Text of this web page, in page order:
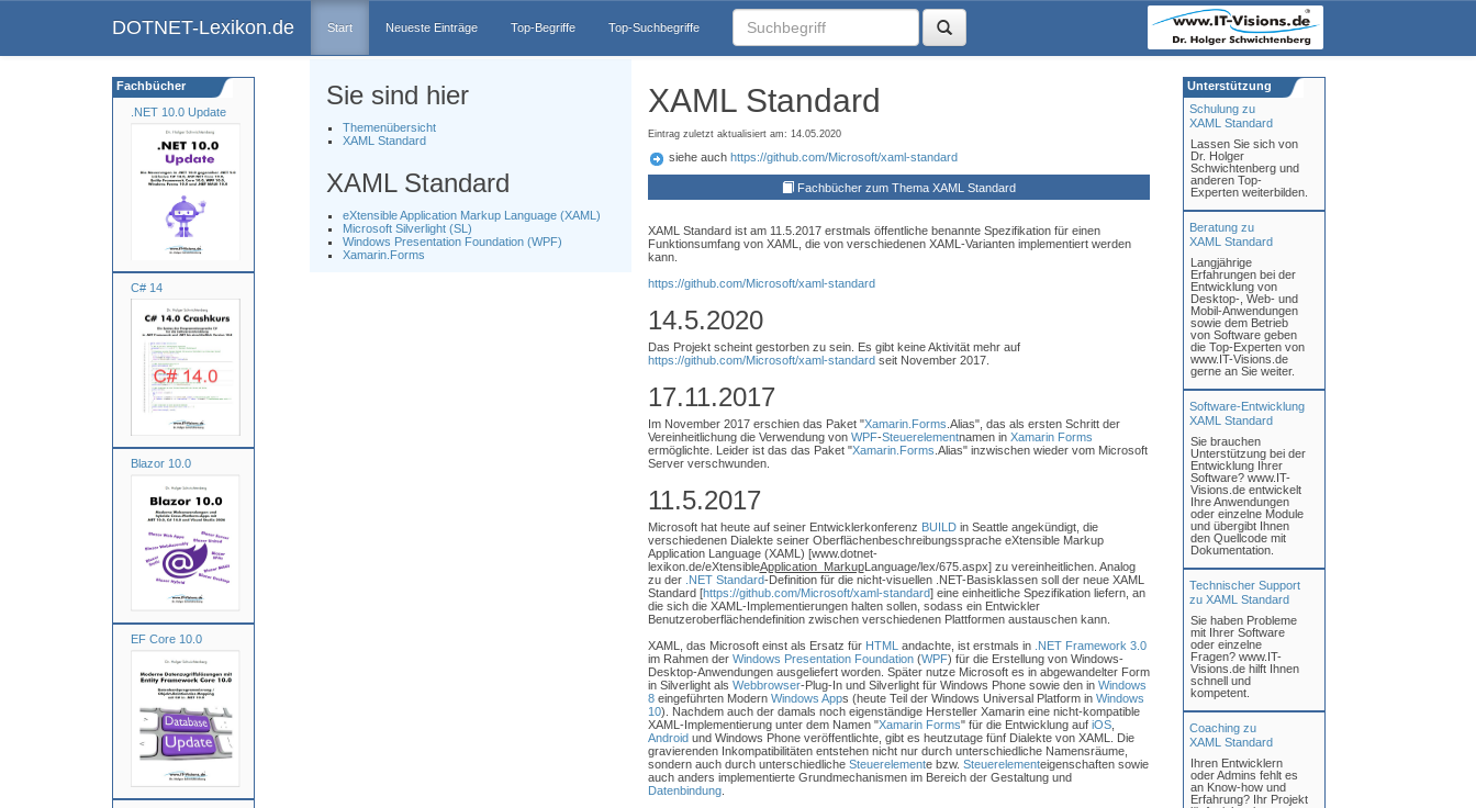
DOTNET-Lexikon.de Start Neueste Einträge Top-Begriffe Top-Suchbegriffe
.NET 10.0 Update
C# 14
Blazor 10.0
EF Core 10.0
Fachbücher Sie sind hier
Themenübersicht
XAML Standard
XAML Standard
eXtensible Application Markup Language (XAML)
Microsoft Silverlight (SL)
Windows Presentation Foundation (WPF)
Xamarin.Forms
XAML Standard
Eintrag zuletzt aktualisiert am: 14.05.2020
siehe auch https://github.com/Microsoft/xaml-standard
Fachbücher zum Thema XAML Standard
XAML Standard ist am 11.5.2017 erstmals öffentliche benannte Spezifikation für einen
Funktionsumfang von XAML, die von verschiedenen XAML-Varianten implementiert werden
kann.
https://github.com/Microsoft/xaml-standard
14.5.2020
Das Projekt scheint gestorben zu sein. Es gibt keine Aktivität mehr auf
https://github.com/Microsoft/xaml-standardseit November 2017.
17.11.2017
Im November 2017 erschien das Paket "Xamarin.Forms .Alias", das als ersten Schritt der
Vereinheitlichung die Verwendung von WPF-Steuerelementnamen in Xamarin Forms
ermöglichte. Leider ist das das Paket "Xamarin.Forms .Alias" inzwischen wieder vom Microsoft
Server verschwunden.
11.5.2017
Microsoft hat heute auf seiner Entwicklerkonferenz BUILDin Seattle angekündigt, die
verschiedenen Dialekte seiner Oberflächenbeschreibungssprache eXtensible Markup
Application Language (XAML) [www.dotnet-
lexikon.de/eXtensibleApplication_MarkupLanguage/lex/675.aspx] zu vereinheitlichen. Analog
zu der .NET Standard-Definition für die nicht-visuellen .NET-Basisklassen soll der neue XAML
Standard [https://github.com/Microsoft/xaml-standard] eine einheitliche Spezifikation liefern, an
die sich die XAML-Implementierungen halten sollen, sodass ein Entwickler
Benutzeroberflächendefinition zwischen verschiedenen Plattformen austauschen kann.
XAML, das Microsoft einst als Ersatz für HTML andachte, ist erstmals in .NET Framework 3.0
im Rahmen der Windows Presentation Foundation(WPF) für die Erstellung von Windows-
Desktop-Anwendungen ausgeliefert worden. Später nutze Microsoft es in abgewandelter Form
in Silverlight als Webbrowser-Plug-In und Silverlight für Windows Phone sowie den in Windows
8eingeführten Modern Windows Apps (heute Teil der Windows Universal Platform in Windows
10). Nachdem auch der damals noch eigenständige Hersteller Xamarin eine nicht-kompatible
XAML-Implementierung unter dem Namen "Xamarin Forms" für die Entwicklung auf iOS,
Androidund Windows Phone veröffentlichte, gibt es heutzutage fünf Dialekte von XAML. Die
gravierenden Inkompatibilitäten entstehen nicht nur durch unterschiedliche Namensräume,
sondern auch durch unterschiedliche Steuerelemente bzw. Steuerelementeigenschaften sowie
auch anders implementierte Grundmechanismen im Bereich der Gestaltung und
Datenbindung.
Schulung zu
XAML Standard
Lassen Sie sich von
Dr. Holger
Schwichtenberg und
anderen Top-
Experten weiterbilden.
Beratung zu
XAML Standard
Langjährige
Erfahrungen bei der
Entwicklung von
Desktop-, Web- und
Mobil-Anwendungen
sowie dem Betrieb
von Software geben
die Top-Experten von
www.IT-Visions.de
gerne an Sie weiter.
Software-Entwicklung
XAML Standard
Sie brauchen
Unterstützung bei der
Entwicklung Ihrer
Software? www.IT-
Visions.de entwickelt
Ihre Anwendungen
oder einzelne Module
und übergibt Ihnen
den Quellcode mit
Dokumentation.
Technischer Support
zu XAML Standard
Sie haben Probleme
mit Ihrer Software
oder einzelne
Fragen? www.IT-
Visions.de hilft Ihnen
schnell und
kompetent.
Coaching zu
XAML Standard
Ihren Entwicklern
oder Admins fehlt es
an Know-how und
Erfahrung? Ihr Projekt
Unterstützung